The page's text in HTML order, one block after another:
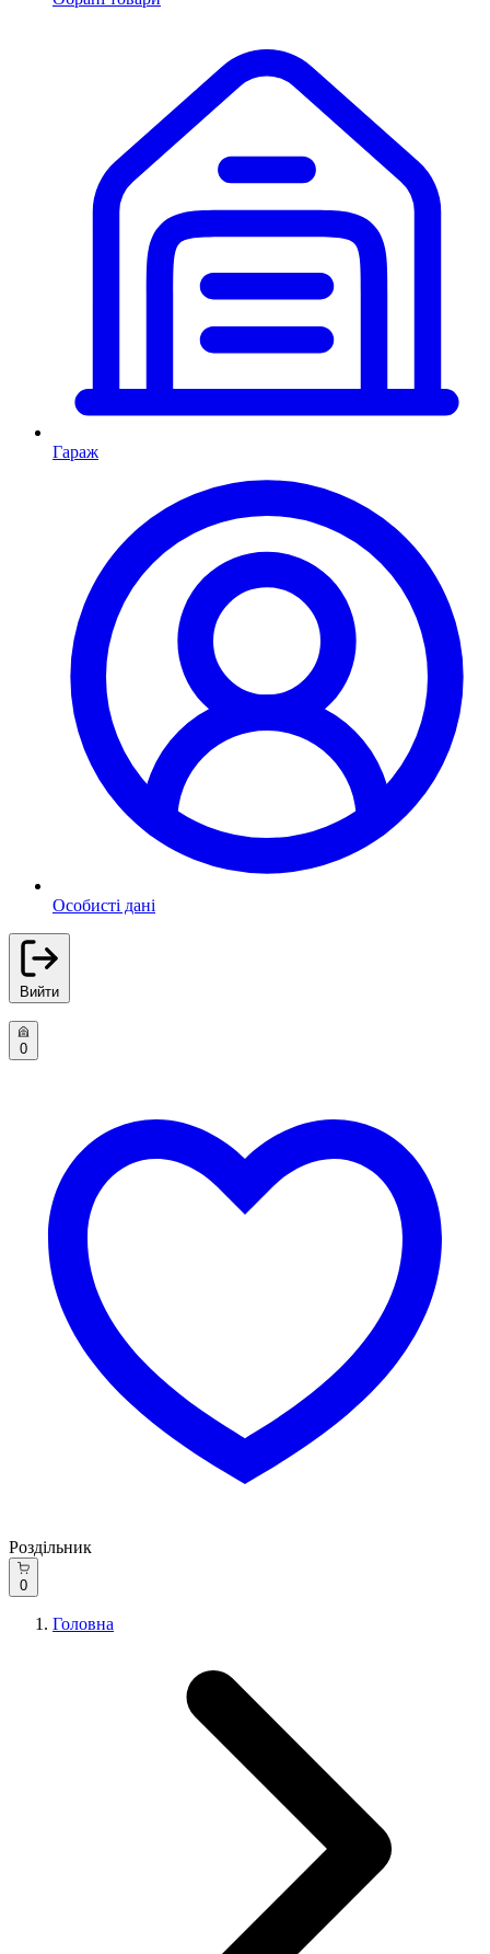
Гараж
Особисті дані
Вийти
0
Роздільник
0
Головна